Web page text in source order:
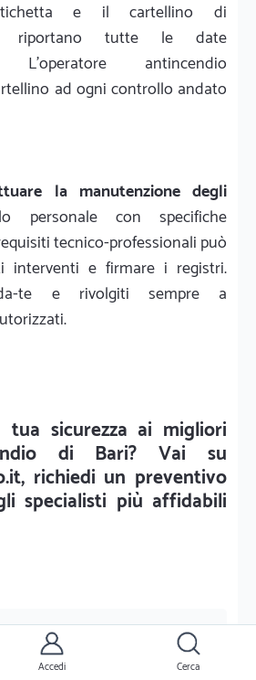
e il cartellino di
riportano tutte le date
L'operatore antincendio
ad ogni controllo andato
la manutenzione degli
personale con specifiche
tecnico-professionali può
interventi e firmare i registri.
te e rivolgiti sempre a
sicurezza ai migliori
di Bari? Vai su
richiedi un preventivo
specialisti più affidabili
Accedi Cerca